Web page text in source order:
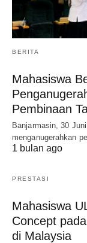
BERITA
Mahasiswa
Pembinaan
Banjarmasin, 30
menganugerahkan
1 bulan ago
PRESTASI
Mahasiswa
Concept
di Malaysia